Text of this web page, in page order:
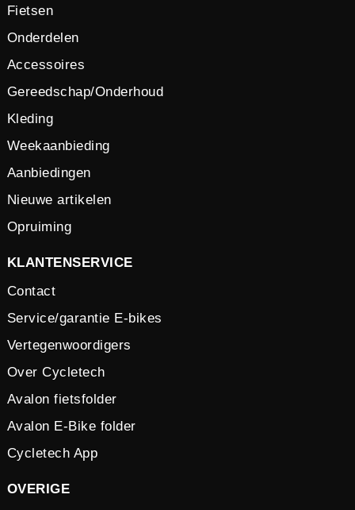
Fietsen
Onderdelen
Accessoires
Gereedschap/Onderhoud
Kleding
Weekaanbieding
Aanbiedingen
Nieuwe artikelen
Opruiming
KLANTENSERVICE
Contact
Service/garantie E-bikes
Vertegenwoordigers
Over Cycletech
Avalon fietsfolder
Avalon E-Bike folder
Cycletech App
OVERIGE